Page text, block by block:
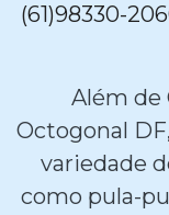
(61)98330-
Além de
Octogonal
variedade
como pula-